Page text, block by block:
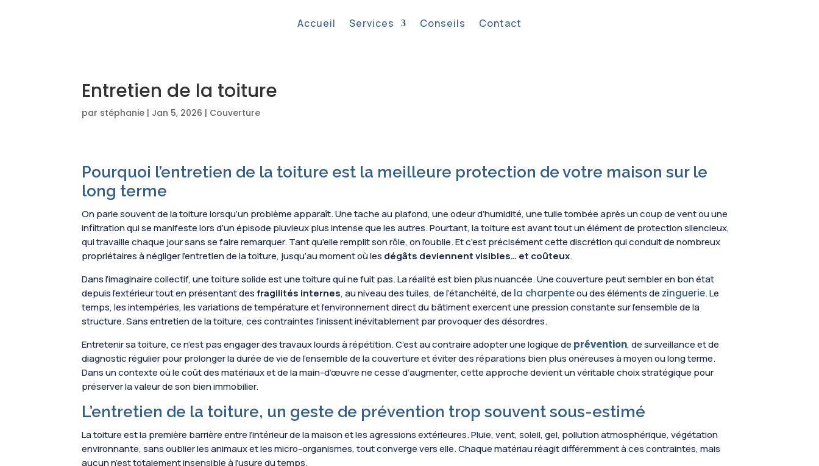
Accueil Services Conseils Contact
Entretien de la toiture
par stéphanie | Jan 5, 2026 | Couverture
Pourquoi l’entretien de la toiture est la meilleure protection de votre maison sur le
long terme
On parle souvent de la toiture lorsqu’un problème apparaît. Une tache au plafond, une odeur d’humidité, une tuile tombée après un coup de vent ou une
infiltration qui se manifeste lors d’un épisode pluvieux plus intense que les autres. Pourtant, la toiture est avant tout un élément de protection silencieux,
qui travaille chaque jour sans se faire remarquer. Tant qu’elle remplit son rôle, on l’oublie. Et c’est précisément cette discrétion qui conduit de nombreux
propriétaires à négliger l’entretien de la toiture, jusqu’au moment où les dégâts deviennent visibles… et coûteux.
Dans l’imaginaire collectif, une toiture solide est une toiture qui ne fuit pas. La réalité est bien plus nuancée. Une couverture peut sembler en bon état
depuis l’extérieur tout en présentant desfragilités internes, au niveau des tuiles, de l’étanchéité, de la charpenteou des éléments de zinguerie. Le
temps, les intempéries, les variations de température et l’environnement direct du bâtiment exercent une pression constante sur l’ensemble de la
structure. Sans entretien de la toiture, ces contraintes finissent inévitablement par provoquer des désordres.
Entretenir sa toiture, ce n’est pas engager des travaux lourds à répétition. C’est au contraire adopter une logique de prévention, de surveillance et de
diagnostic régulier pour prolonger la durée de vie de l’ensemble de la couverture et éviter des réparations bien plus onéreuses à moyen ou long terme.
Dans un contexte où le coût des matériaux et de la main-d’œuvre ne cesse d’augmenter, cette approche devient un véritable choix stratégique pour
préserver la valeur de son bien immobilier.
L’entretien de la toiture, un geste de prévention trop souvent sous-estimé
La toiture est la première barrière entre l’intérieur de la maison et les agressions extérieures. Pluie, vent, soleil, gel, pollution atmosphérique, végétation
environnante, sans oublier les animaux et les micro-organismes, tout converge vers elle. Chaque matériau réagit différemment à ces contraintes, mais
aucun n’est totalement insensible à l’usure du temps.